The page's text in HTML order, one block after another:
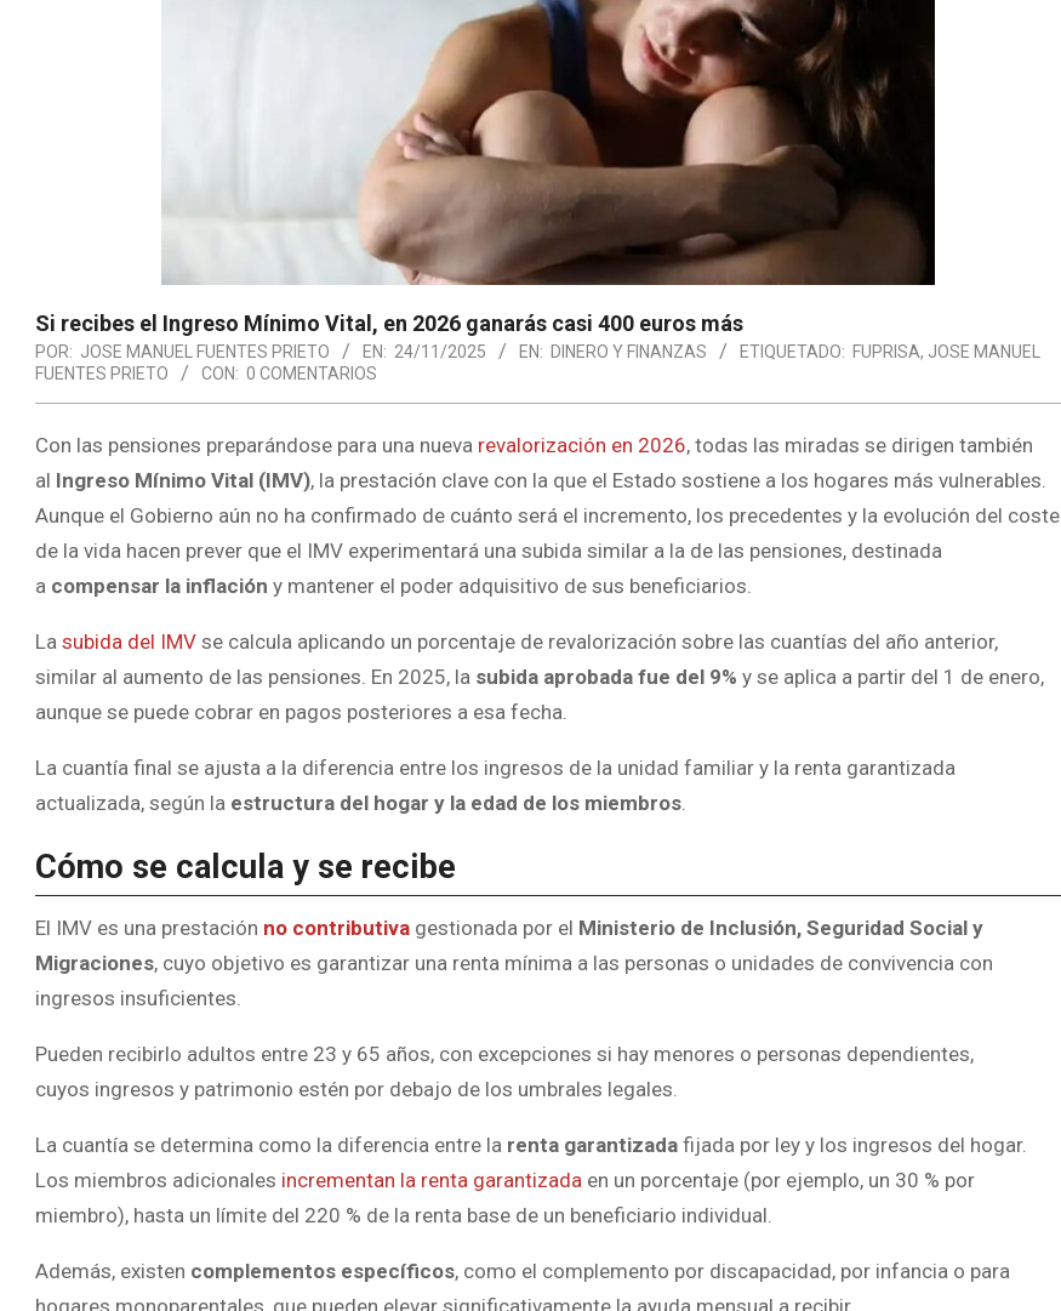
Si recibes el Ingreso Mínimo Vital, en 2026 ganarás casi 400 euros más
POR: JOSE MANUEL FUENTES PRIETO EN: 24/11/2025 EN: DINERO Y FINANZAS ETIQUETADO: FUPRISA, JOSE MANUEL
FUENTES PRIETO
CON: 0 COMENTARIOS
Con las pensiones preparándose para una nueva revalorización en 2026, todas las miradas se dirigen también
al Ingreso Mínimo Vital (IMV), la prestación clave con la que el Estado sostiene a los hogares más vulnerables.
Aunque el Gobierno aún no ha confirmado de cuánto será el incremento, los precedentes y la evolución del coste
de la vida hacen prever que el IMV experimentará una subida similar a la de las pensiones, destinada
a compensar la inflación y mantener el poder adquisitivo de sus beneficiarios.
La subida del IMV se calcula aplicando un porcentaje de revalorización sobre las cuantías del año anterior,
similar al aumento de las pensiones. En 2025, la subida aprobada fue del 9% y se aplica a partir del 1 de enero,
aunque se puede cobrar en pagos posteriores a esa fecha.
La cuantía final se ajusta a la diferencia entre los ingresos de la unidad familiar y la renta garantizada
actualizada, según la estructura del hogar y la edad de los miembros.
Cómo se calcula y se recibe
El IMV es una prestación no contributiva gestionada por el Ministerio de Inclusión, Seguridad Social y
Migraciones, cuyo objetivo es garantizar una renta mínima a las personas o unidades de convivencia con
ingresos insuficientes.
Pueden recibirlo adultos entre 23 y 65 años, con excepciones si hay menores o personas dependientes,
cuyos ingresos y patrimonio estén por debajo de los umbrales legales.
La cuantía se determina como la diferencia entre la renta garantizada fijada por ley y los ingresos del hogar.
Los miembros adicionales incrementan la renta garantizada en un porcentaje (por ejemplo, un 30 % por
miembro), hasta un límite del 220 % de la renta base de un beneficiario individual.
Además, existen complementos específicos, como el complemento por discapacidad, por infancia o para
hogares monoparentales, que pueden elevar significativamente la ayuda mensual a recibir.